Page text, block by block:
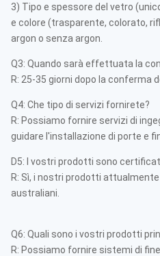
3) Tipo e spessore del vetro
e colore (trasparente, colorato,
argon o senza argon.
Q3: Quando sarà effettuata la
R: 25-35 giorni dopo la conferma
Q4: Che tipo di servizi fornirete?
R: Possiamo fornire servizi di
guidare l'installazione di porte e
D5: I vostri prodotti sono
R: Sì, i nostri prodotti
australiani.
Q6: Quali sono i vostri prodotti
R: Possiamo fornire sistemi di